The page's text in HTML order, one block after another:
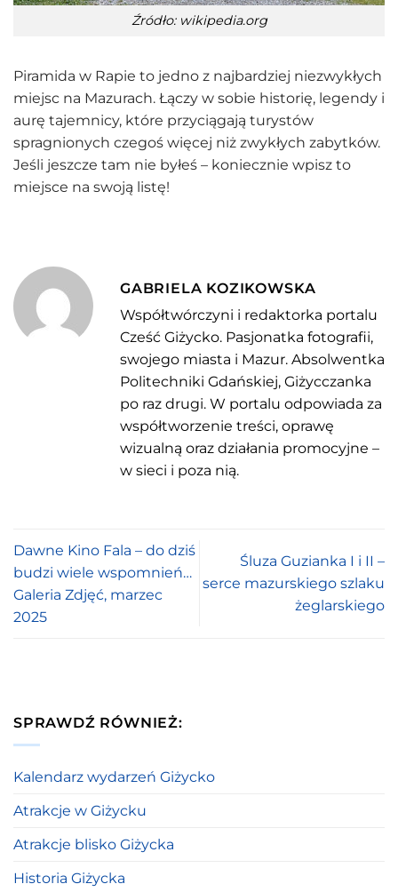
Źródło: wikipedia.org
Piramida w Rapie to jedno z najbardziej niezwykłych
miejsc na Mazurach. Łączy w sobie historię, legendy i
aurę tajemnicy, które przyciągają turystów
spragnionych czegoś więcej niż zwykłych zabytków.
Jeśli jeszcze tam nie byłeś – koniecznie wpisz to
miejsce na swoją listę!
GABRIELA KOZIKOWSKA
Współtwórczyni i redaktorka portalu
Cześć Giżycko. Pasjonatka fotografii,
swojego miasta i Mazur. Absolwentka
Politechniki Gdańskiej, Giżycczanka
po raz drugi. W portalu odpowiada za
współtworzenie treści, oprawę
wizualną oraz działania promocyjne –
w sieci i poza nią.
Dawne Kino Fala – do dziś
budzi wiele wspomnień…
Galeria Zdjęć, marzec
2025
Śluza Guzianka I i II –
serce mazurskiego szlaku
żeglarskiego
SPRAWDŹ RÓWNIEŻ:
Kalendarz wydarzeń Giżycko
Atrakcje w Giżycku
Atrakcje blisko Giżycka
Historia Giżycka